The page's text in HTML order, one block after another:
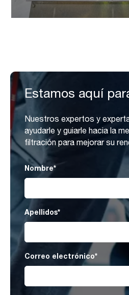
Estamos aquí
Nuestros expertos y
ayudarle y guiarle hacia la
filtración para mejorar su
Nombre*
Apellidos*
Correo electrónico*